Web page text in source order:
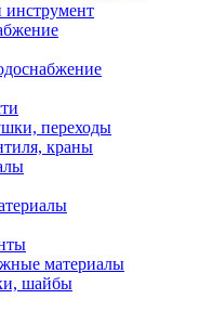
переходы
краны
материалы
шайбы